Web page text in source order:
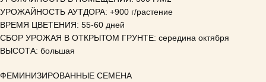
УРОЖАЙНОСТЬ АУТДОРА: +900 г/растение
ВРЕМЯ ЦВЕТЕНИЯ: 55-60 дней
СБОР УРОЖАЯ В ОТКРЫТОМ ГРУНТЕ: середина октября
ВЫСОТА: большая
ФЕМИНИЗИРОВАННЫЕ СЕМЕНА